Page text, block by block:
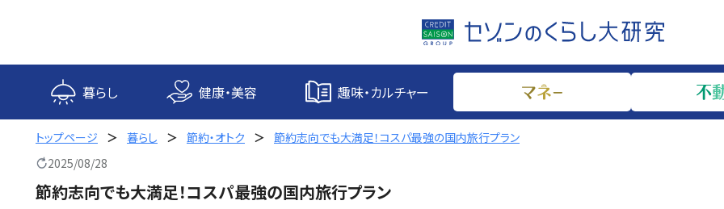
ス
プ
暮らし 健康・美容 趣味・カルチャー
トップページ 暮らし 節約・オトク
節約志向でも大満足！コスパ最強の国内旅行プラン
2025/08/28
節約志向でも大満足！コスパ最強の国内旅行プラン